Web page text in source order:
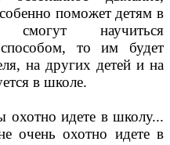
поможет детям в
научиться
способом, то им будет
на других детей и на
в школе.
охотно идете в школу...
очень охотно идете в